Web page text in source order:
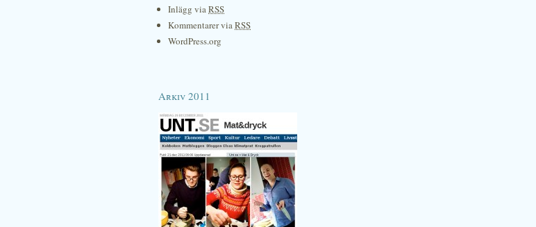
Inlägg viaRSS
Kommentarer viaRSS
WordPress.org
Arkiv 2011